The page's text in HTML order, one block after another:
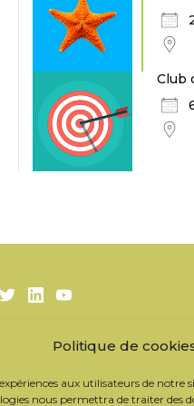
Politique de
aux utilisateurs de notre
nous permettra de traiter des
Club
TwitterLinkedIn
Youtube
S’inscrire à la newsletter
Contacter l’équipe